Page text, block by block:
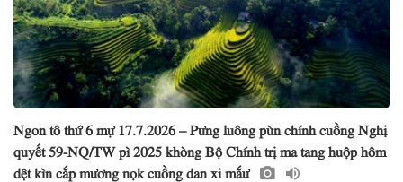
Ngon tô thứ 6 mự 17.7.2026 – Pưng luông pùn chính cuồng Nghị
quyết 59-NQ/TW pì 2025 khòng Bộ Chính trị ma tang huộp hôm
dệt kìn cắp mương nọk cuồng dan xi mắư